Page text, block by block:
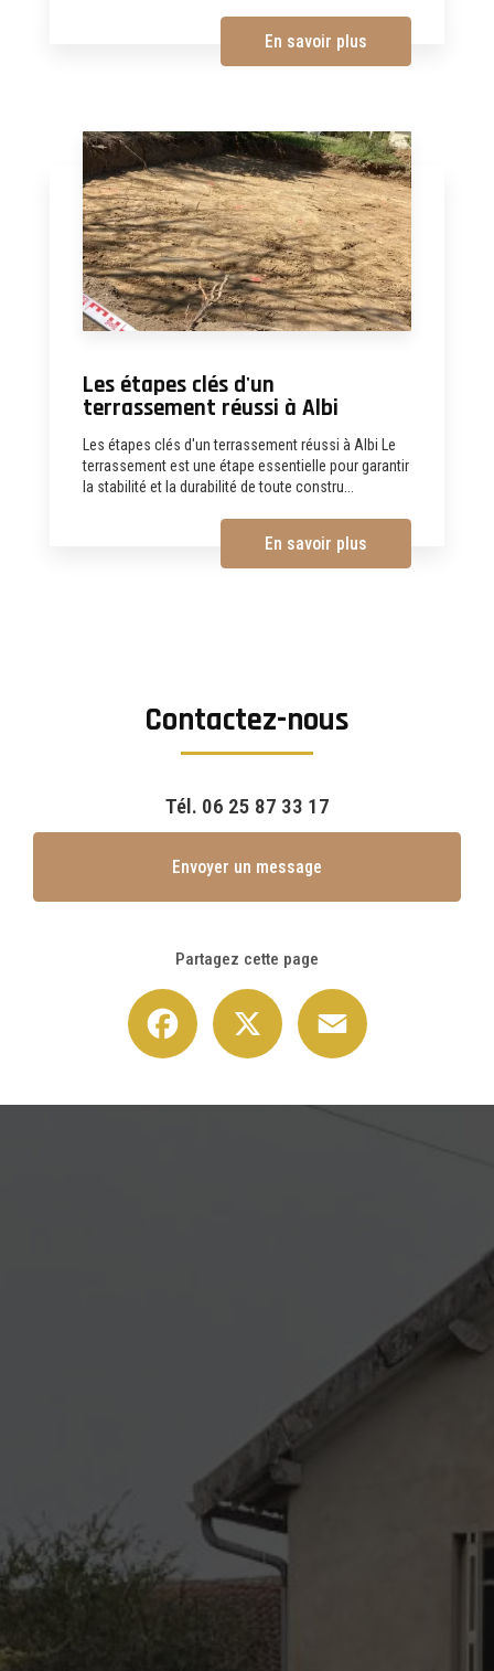
En savoir plus
Les étapes clés d'un
terrassement réussi à Albi
Les étapes clés d'un terrassement réussi à Albi Le
terrassement est une étape essentielle pour garantir
la stabilité et la durabilité de toute constru...
En savoir plus
Contactez-nous
Tél. 06 25 87 33 17
Envoyer un message
Partagez cette page
Facebook